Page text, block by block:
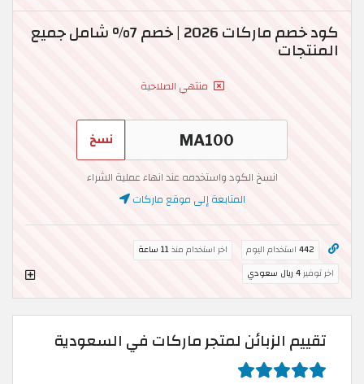
كود خصم ماركات 2026 | خصم 7% شامل جميع
المنتجات
منتهي الصلاحية
نسخ
انسخ الكود واستخدمه عند انهاء عملية الشراء
المتابعة إلى موقع ماركات
442 استخدام اليوم اخر استخدام منذ11 ساعة
اخر توفير4 ريال سعودي
تقييم الزبائن لمتجر ماركات في السعودية